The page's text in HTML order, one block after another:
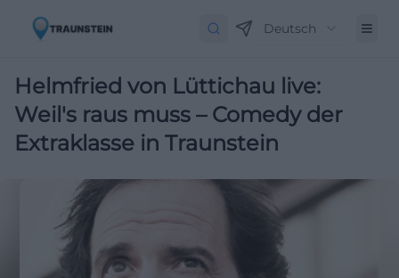
Deutsch
Helmfried von Lüttichau live:
Weil's raus muss – Comedy der
Extraklasse in Traunstein